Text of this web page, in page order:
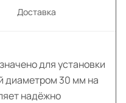
Доставка
для установки
диаметром 30 мм на
надёжно